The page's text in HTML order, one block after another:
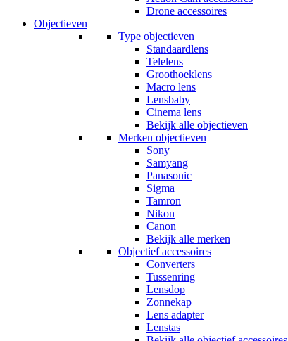
Drone accessoires
Objectieven
Type objectieven
Standaardlens
Telelens
Groothoeklens
Macro lens
Lensbaby
Cinema lens
Bekijk alle objectieven
Merken objectieven
Sony
Samyang
Panasonic
Sigma
Tamron
Nikon
Canon
Bekijk alle merken
Objectief accessoires
Converters
Tussenring
Lensdop
Zonnekap
Lens adapter
Lenstas